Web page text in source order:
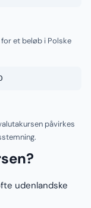
et beløb i Polske
påvirkes
udenlandske